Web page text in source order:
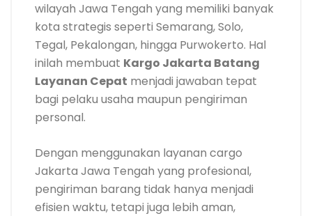
wilayah Jawa Tengah yang memiliki banyak
kota strategis seperti Semarang, Solo,
Tegal, Pekalongan, hingga Purwokerto. Hal
inilah membuat Kargo Jakarta Batang
Layanan Cepat menjadi jawaban tepat
bagi pelaku usaha maupun pengiriman
personal.
Dengan menggunakan layanan cargo
Jakarta Jawa Tengah yang profesional,
pengiriman barang tidak hanya menjadi
efisien waktu, tetapi juga lebih aman,